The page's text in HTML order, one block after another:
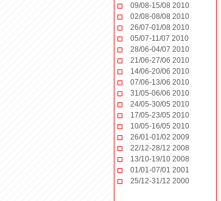
09/08-15/08 2010
02/08-08/08 2010
26/07-01/08 2010
05/07-11/07 2010
28/06-04/07 2010
21/06-27/06 2010
14/06-20/06 2010
07/06-13/06 2010
31/05-06/06 2010
24/05-30/05 2010
17/05-23/05 2010
10/05-16/05 2010
26/01-01/02 2009
22/12-28/12 2008
13/10-19/10 2008
01/01-07/01 2001
25/12-31/12 2000